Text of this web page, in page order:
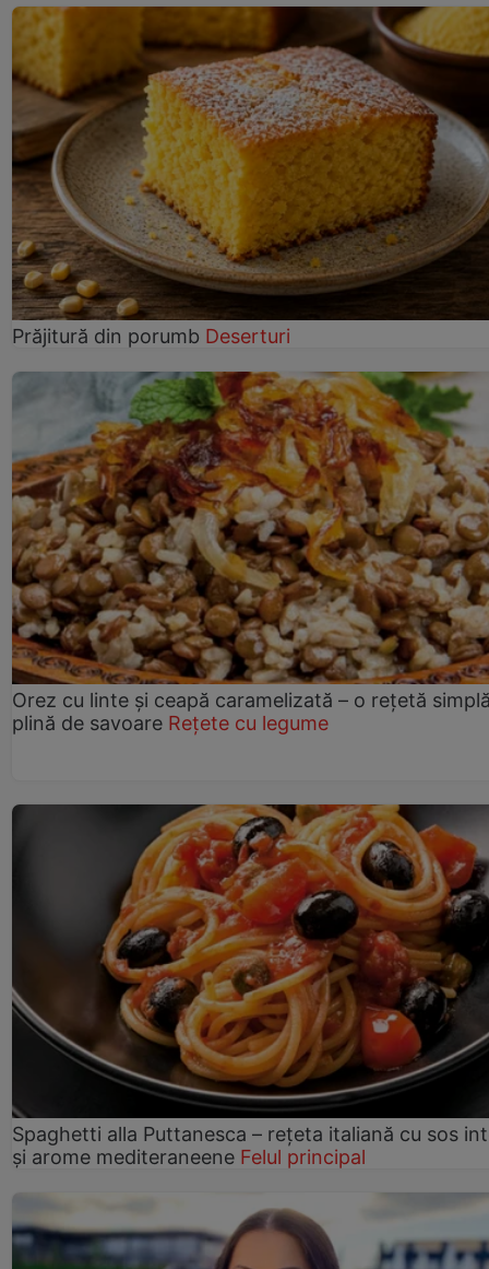
Prăjitură din porumb Deserturi
Orez cu linte și ceapă caramelizată – o rețetă
plină de savoare Rețete cu legume
Spaghetti alla Puttanesca – rețeta italiană cu sos
și arome mediteraneene Felul principal